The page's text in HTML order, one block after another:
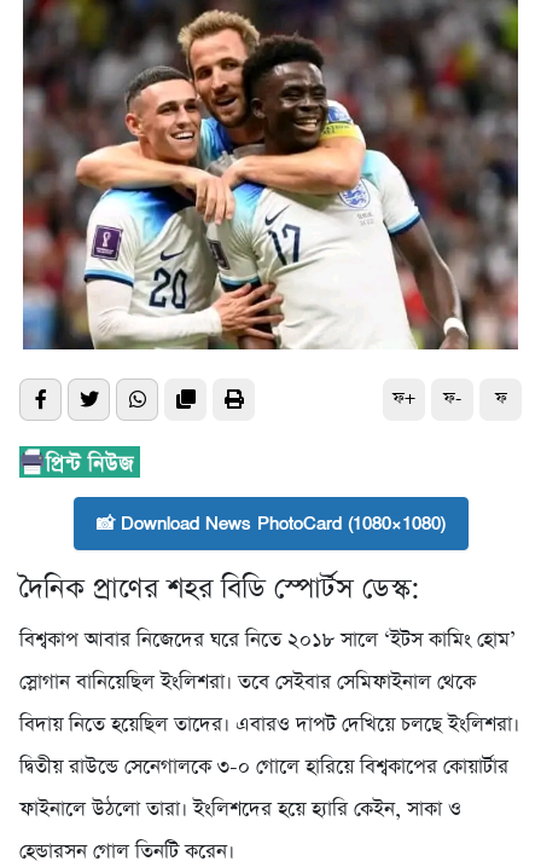
ফ+ ফ- ফ
📸 Download News PhotoCard (1080×1080)
দৈনিক প্রাণের শহর বিডি স্পোর্টস ডেস্ক:
বিশ্বকাপ আবার নিজেদের ঘরে নিতে ২০১৮ সালে ‘ইটস কামিং হোম’
স্লোগান বানিয়েছিল ইংলিশরা। তবে সেইবার সেমিফাইনাল থেকে
বিদায় নিতে হয়েছিল তাদের। এবারও দাপট দেখিয়ে চলছে ইংলিশরা।
দ্বিতীয় রাউন্ডে সেনেগালকে ৩-০ গোলে হারিয়ে বিশ্বকাপের কোয়ার্টার
ফাইনালে উঠলো তারা। ইংলিশদের হয়ে হ্যারি কেইন, সাকা ও
হেন্ডারসন গোল তিনটি করেন।